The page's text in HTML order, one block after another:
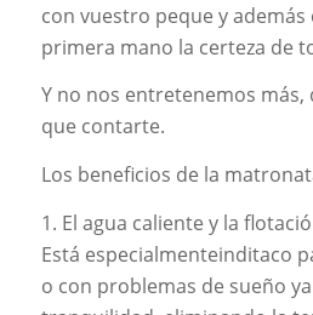
con vuestro peque y
primera mano la certeza de
Y no nos entretenemos
que contarte.
Los beneficios de la
1. El agua caliente y la
Está especialmenteinditaco
o con problemas de sueño